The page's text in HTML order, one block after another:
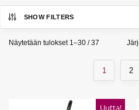
SHOW FILTERS
Näytetään tulokset 1–30 / 37
1 2